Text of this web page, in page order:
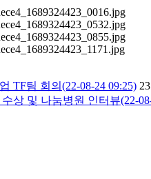
TF팀 회의(22-08-24 09:25)
상 및 나눔병원 인터뷰(22-